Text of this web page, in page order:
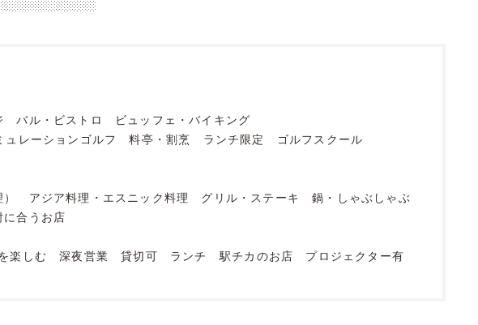
バル・ビストロ
ビュッフェ・バイキング
ュレーションゴルフ 料亭・割烹 ランチ限定
ゴルフスクール
アジア料理・エスニック料理 グリル・ステーキ
鍋・しゃぶしゃぶ
に合うお店
楽しむ 深夜営業 貸切可 ランチ 駅チカのお店
プロジェクター有